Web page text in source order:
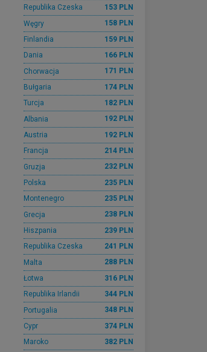
Republika Czeska
153 PLN
Węgry
158 PLN
Finlandia
159 PLN
Dania
166 PLN
Chorwacja
171 PLN
Bułgaria
174 PLN
Turcja
182 PLN
Albania
192 PLN
Austria
192 PLN
Francja
214 PLN
Gruzja
232 PLN
Polska
235 PLN
Montenegro
235 PLN
Grecja
238 PLN
Hiszpania
239 PLN
Republika Czeska
241 PLN
Malta
288 PLN
Łotwa
316 PLN
Republika Irlandii
344 PLN
Portugalia
348 PLN
Cypr
374 PLN
Maroko
382 PLN